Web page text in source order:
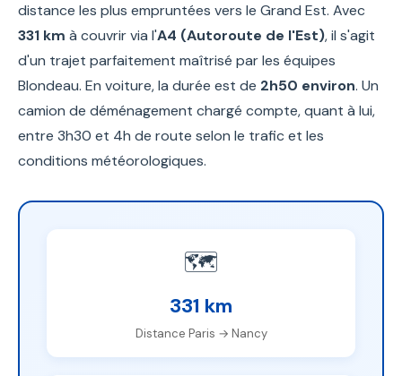
distance les plus empruntées vers le Grand Est. Avec
331 km à couvrir via l'A4 (Autoroute de l'Est), il s'agit
d'un trajet parfaitement maîtrisé par les équipes
Blondeau. En voiture, la durée est de 2h50 environ. Un
camion de déménagement chargé compte, quant à lui,
entre 3h30 et 4h de route selon le trafic et les
conditions météorologiques.
🗺️
331 km
Distance Paris → Nancy